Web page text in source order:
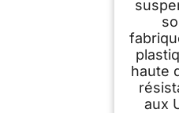
haute
aux